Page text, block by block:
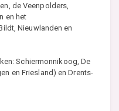
de Veenpolders,
en het
Nieuwlanden en
Schiermonnikoog, De
en Friesland) en Drents-